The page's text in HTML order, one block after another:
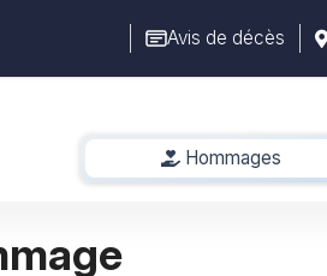
Avis de décès
Hommages
-